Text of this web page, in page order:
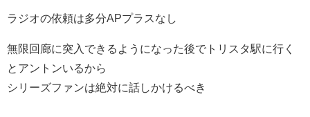
ラジオの依頼は多分APプラスなし
無限回廊に突入できるようになった後でトリスタ駅に行く
とアントンいるから
シリーズファンは絶対に話しかけるべき